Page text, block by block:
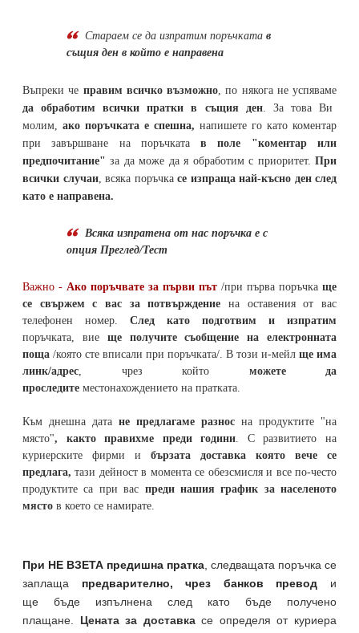
Стараем се да изпратим поръчката в
същия ден в който е направена
Въпреки че правим всичко възможно, по някога не успяваме
да обработим всички пратки в същия ден. За това Ви
молим, ако поръчката е спешна, напишете го като коментар
при завършване на поръчкатав поле "коментар или
предпочитание" за да може да я обработим с приоритет. При
всички случаи, всяка поръчка се изпраща най-късно ден след
като е направена.
Всяка изпратена от нас поръчка е с
опция Преглед/Тест
Важно - Ако поръчвате за първи път /при първа поръчка ще
се свържем с вас за потвърждение на оставения от вас
телефонен номер. След като подготвим и изпратим
поръчката, вие ще получите съобщение на електронната
поща /която сте вписали при поръчката/. В този и-мейл ще има
линк/адрес, чрез който можете да
проследите местонахождението на пратката.
Към днешна дата не предлагаме разнос на продуктите "на
място", както правихме преди години. С развитието на
куриерските фирми и бързата доставка която вече се
предлага, тази дейност в момента се обезсмисля и все по-често
продуктите са при вас преди нашия график за населеното
място в което се намирате.
При НЕ ВЗЕТА предишна пратка, следващата поръчка се
заплаща предварително, чрез банков превод и
ще бъде изпълнена след като бъде получено
плащане. Цената за доставкасе определя от куриера